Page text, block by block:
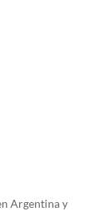
Argentina y